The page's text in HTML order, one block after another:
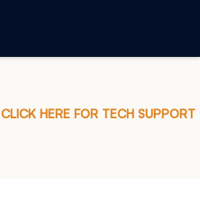
CLICK HERE FOR TECH SUPPORT